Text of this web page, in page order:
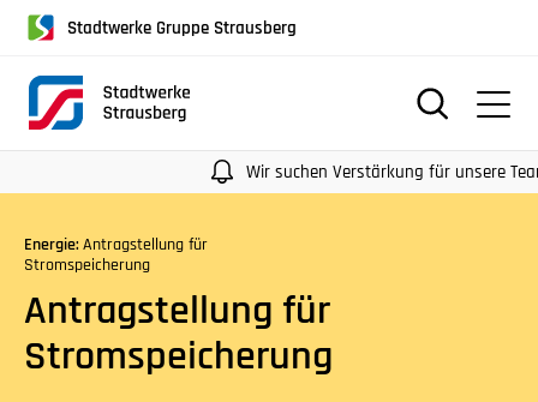
Screenreader
oder
Navigation
mit
Tabulatorentaste:
Überspringen
der
Hauptnavigation
Stadtwerke Gruppe Strausberg
Wir suchen Verstärkung für unsere
Energie: Antragstellung für
Stromspeicherung
Antragstellung für
Stromspeicherung